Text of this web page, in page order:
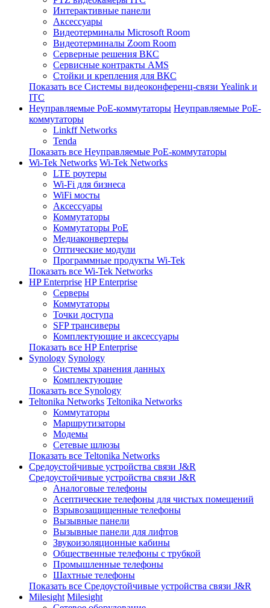
Интерактивные панели
Аксессуары
Видеотерминалы Microsoft Room
Видеотерминалы Zoom Room
Серверные решения ВКС
Сервисные контракты AMS
Стойки и крепления для ВКС
Показать все Системы видеоконференц-связи Yealink и
ITC
Неуправляемые PoE-коммутаторы Неуправляемые PoE-
коммутаторы
Linkff Networks
Tenda
Показать все Неуправляемые PoE-коммутаторы
Wi-Tek Networks Wi-Tek Networks
LTE роутеры
Wi-Fi для бизнеса
WiFi мосты
Аксессуары
Коммутаторы
Коммутаторы PoE
Медиаконвертеры
Оптические модули
Программные продукты Wi-Tek
Показать все Wi-Tek Networks
HP Enterprise HP Enterprise
Серверы
Коммутаторы
Точки доступа
SFP трансиверы
Комплектующие и аксессуары
Показать все HP Enterprise
Synology Synology
Системы хранения данных
Комплектующие
Показать все Synology
Teltonika Networks Teltonika Networks
Коммутаторы
Маршрутизаторы
Модемы
Сетевые шлюзы
Показать все Teltonika Networks
Средоустойчивые устройства связи J&R
Средоустойчивые устройства связи J&R
Аналоговые телефоны
Асептические телефоны для чистых помещений
Взрывозащищенные телефоны
Вызывные панели
Вызывные панели для лифтов
Звукоизоляционные кабины
Общественные телефоны с трубкой
Промышленные телефоны
Шахтные телефоны
Показать все Средоустойчивые устройства связи J&R
Milesight Milesight